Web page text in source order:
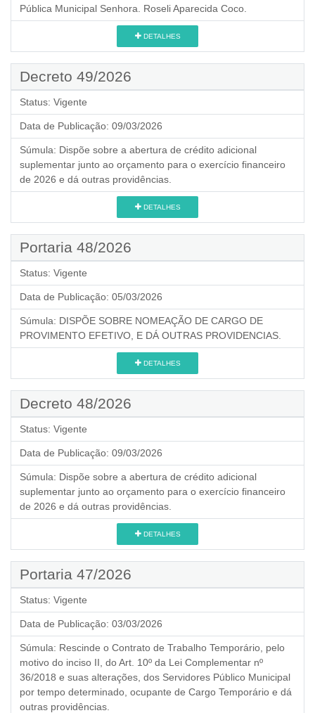
Pública Municipal Senhora. Roseli Aparecida Coco.
DETALHES
Decreto 49/2026
Status: Vigente
Data de Publicação: 09/03/2026
Súmula: Dispõe sobre a abertura de crédito adicional
suplementar junto ao orçamento para o exercício financeiro
de 2026 e dá outras providências.
DETALHES
Portaria 48/2026
Status: Vigente
Data de Publicação: 05/03/2026
Súmula: DISPÕE SOBRE NOMEAÇÃO DE CARGO DE
PROVIMENTO EFETIVO, E DÁ OUTRAS PROVIDENCIAS.
DETALHES
Decreto 48/2026
Status: Vigente
Data de Publicação: 09/03/2026
Súmula: Dispõe sobre a abertura de crédito adicional
suplementar junto ao orçamento para o exercício financeiro
de 2026 e dá outras providências.
DETALHES
Portaria 47/2026
Status: Vigente
Data de Publicação: 03/03/2026
Súmula: Rescinde o Contrato de Trabalho Temporário, pelo
motivo do inciso II, do Art. 10º da Lei Complementar nº
36/2018 e suas alterações, dos Servidores Público Municipal
por tempo determinado, ocupante de Cargo Temporário e dá
outras providências.